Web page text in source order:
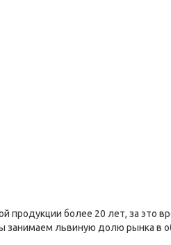
продукции более 20 лет, за это
занимаем львиную долю рынка в